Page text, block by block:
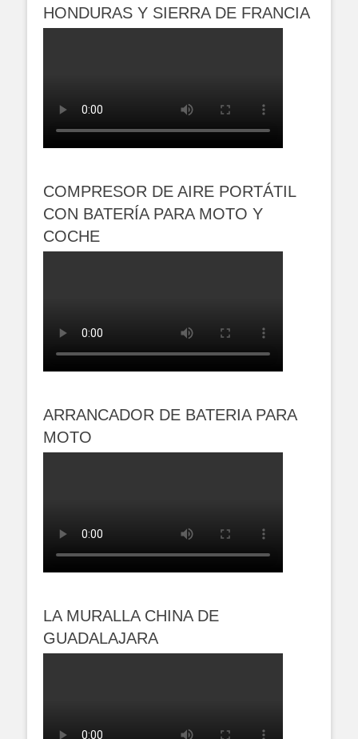
HONDURAS Y SIERRA DE FRANCIA
COMPRESOR DE AIRE PORTÁTIL
CON BATERÍA PARA MOTO Y
COCHE
ARRANCADOR DE BATERIA PARA
MOTO
LA MURALLA CHINA DE
GUADALAJARA